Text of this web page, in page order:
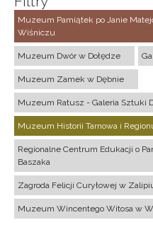
Muzeum Pamiątek po Janie
Wiśniczu
Muzeum Dwór w Dołędze
Muzeum Zamek w Dębnie
Muzeum Ratusz - Galeria Sztuki
Muzeum Historii Tarnowa i
Regionalne Centrum Edukacji o
Baszaka
Zagroda Felicji Curyłowej w
Muzeum Wincentego Witosa w